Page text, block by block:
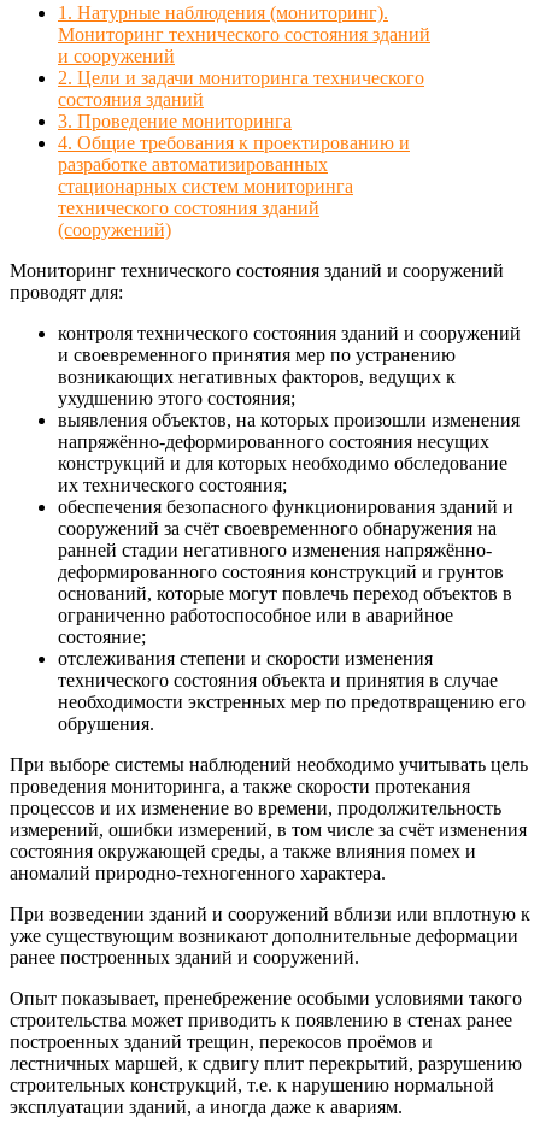
1. Натурные наблюдения (мониторинг).
Мониторинг технического состояния зданий
и сооружений
2. Цели и задачи мониторинга технического
состояния зданий
3. Проведение мониторинга
4. Общие требования к проектированию и
разработке автоматизированных
стационарных систем мониторинга
технического состояния зданий
(сооружений)
Мониторинг технического состояния зданий и сооружений
проводят для:
контроля технического состояния зданий и сооружений
и своевременного принятия мер по устранению
возникающих негативных факторов, ведущих к
ухудшению этого состояния;
выявления объектов, на которых произошли изменения
напряжённо-деформированного состояния несущих
конструкций и для которых необходимо обследование
их технического состояния;
обеспечения безопасного функционирования зданий и
сооружений за счёт своевременного обнаружения на
ранней стадии негативного изменения напряжённо-
деформированного состояния конструкций и грунтов
оснований, которые могут повлечь переход объектов в
ограниченно работоспособное или в аварийное
состояние;
отслеживания степени и скорости изменения
технического состояния объекта и принятия в случае
необходимости экстренных мер по предотвращению его
обрушения.
При выборе системы наблюдений необходимо учитывать цель
проведения мониторинга, а также скорости протекания
процессов и их изменение во времени, продолжительность
измерений, ошибки измерений, в том числе за счёт изменения
состояния окружающей среды, а также влияния помех и
аномалий природно-техногенного характера.
При возведении зданий и сооружений вблизи или вплотную к
уже существующим возникают дополнительные деформации
ранее построенных зданий и сооружений.
Опыт показывает, пренебрежение особыми условиями такого
строительства может приводить к появлению в стенах ранее
построенных зданий трещин, перекосов проёмов и
лестничных маршей, к сдвигу плит перекрытий, разрушению
строительных конструкций, т.е. к нарушению нормальной
эксплуатации зданий, а иногда даже к авариям.